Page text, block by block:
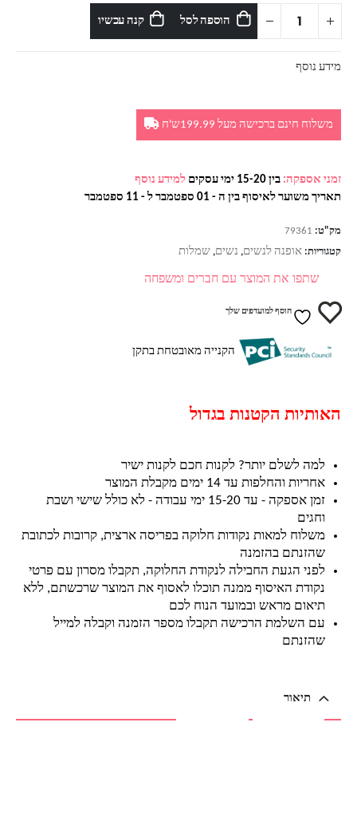
הוספה לסל קנה עכשיו
מידע נוסף
משלוח חינם ברכישה מעל 199.99ש'ח
זמני אספקה: בין 15-20 ימי עסקים
למידע נוסף
תאריך משוער לאיסוף בין ה - 01 ספטמבר ל - 11 ספטמבר
מק"ט: 79361
קטגוריות: אופנה לנשים, נשים, שמלות
שתפו את המוצר עם חברים ומשפחה
הוסף למועדפים שלך
הקנייה מאובטחת בתקן
האותיות הקטנות בגדול
למה לשלם יותר? לקנות חכם לקנות ישיר
אחריות והחלפות עד 14 ימים מקבלת המוצר
זמן אספקה - עד 15-20 ימי עבודה - לא כולל שישי ושבת
וחגים
משלוח למאות נקודות חלוקה בפריסה ארצית, קרובות לכתובת
שהזנתם בהזמנה
לפני הגעת החבילה לנקודת החלוקה, תקבלו מסרון עם פרטי
נקודת האיסוף ממנה תוכלו לאסוף את המוצר שרכשתם, ללא
תיאום מראש ובמועד הנוח לכם
עם השלמת הרכישה תקבלו מספר הזמנה וקבלה למייל
שהזנתם
תיאור